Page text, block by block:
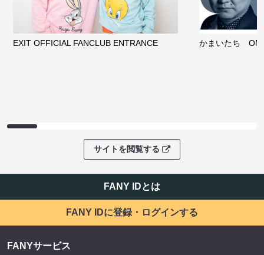
EXIT OFFICIAL FANCLUB ENTRANCE かまいたち
サイトを閲覧する
FANY IDとは
FANY IDに登録・ログインする
FANYサービス